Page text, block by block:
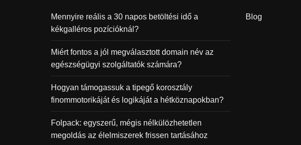
Mennyire reális a 30 napos betöltési idő a
kékgalléros pozícióknál?
Miért fontos a jól megválasztott domain név az
egészségügyi szolgáltatók számára?
Hogyan támogassuk a tipegő korosztály
finommotorikáját és logikáját a hétköznapokban?
Folpack: egyszerű, mégis nélkülözhetetlen
megoldás az élelmiszerek frissen tartásához
Blog